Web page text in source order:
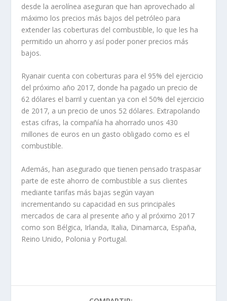
desde la aerolínea aseguran que han aprovechado al
máximo los precios más bajos del petróleo para
extender las coberturas del combustible, lo que les ha
permitido un ahorro y así poder poner precios más
bajos.
Ryanair cuenta con coberturas para el 95% del ejercicio
del próximo año 2017, donde ha pagado un precio de
62 dólares el barril y cuentan ya con el 50% del ejercicio
de 2017, a un precio de unos 52 dólares. Extrapolando
estas cifras, la compañía ha ahorrado unos 430
millones de euros en un gasto obligado como es el
combustible.
Además, han asegurado que tienen pensado traspasar
parte de este ahorro de combustible a sus clientes
mediante tarifas más bajas según vayan
incrementando su capacidad en sus principales
mercados de cara al presente año y al próximo 2017
como son Bélgica, Irlanda, Italia, Dinamarca, España,
Reino Unido, Polonia y Portugal.